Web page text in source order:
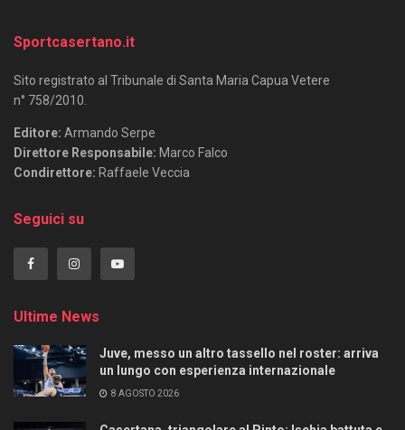
Sportcasertano.it
Sito registrato al Tribunale di Santa Maria Capua Vetere
n° 758/2010.
Editore: Armando Serpe
Direttore Responsabile: Marco Falco
Condirettore: Raffaele Veccia
Seguici su
Ultime News
Juve, messo un altro tassello nel roster: arriva
un lungo con esperienza internazionale
8 AGOSTO 2026